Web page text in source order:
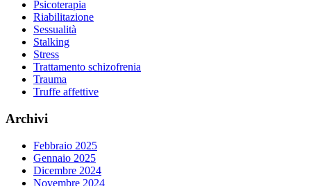
Psicoterapia
Riabilitazione
Sessualità
Stalking
Stress
Trattamento schizofrenia
Trauma
Truffe affettive
Archivi
Febbraio 2025
Gennaio 2025
Dicembre 2024
Novembre 2024